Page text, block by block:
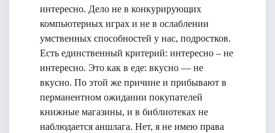
интересно. Дело не в конкурирующих
компьютерных играх и не в ослаблении
умственных способностей у нас, подростков.
Есть единственный критерий: интересно – не
интересно. Это как в еде: вкусно — не
вкусно. По этой же причине и прибывают в
перманентном ожидании покупателей
книжные магазины, и в библиотеках не
наблюдается аншлага. Нет, я не имею права